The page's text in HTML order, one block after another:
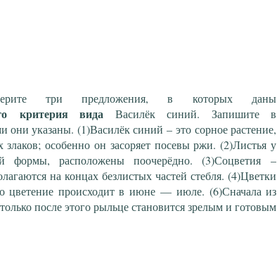
три предложения, в которых даны
критерия видаВасилёк синий. Запишите в
они указаны. (1)Василёк синий – это сорное растение,
особенно он засоряет посевы ржи. (2)Листья у
формы, расположены поочерёдно. (3)Соцветия –
на концах безлистых частей стебля. (4)Цветки
происходит в июне –– июле. (6)Сначала из
после этого рыльце становится зрелым и готовым